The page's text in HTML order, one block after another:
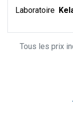
Laboratoire
Tous les prix